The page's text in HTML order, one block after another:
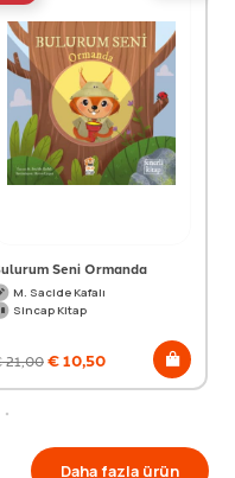
Seni Ormanda
M. Sacide Kafalı
Sincap Kitap
21,00€10,50
Daha fazla ürün